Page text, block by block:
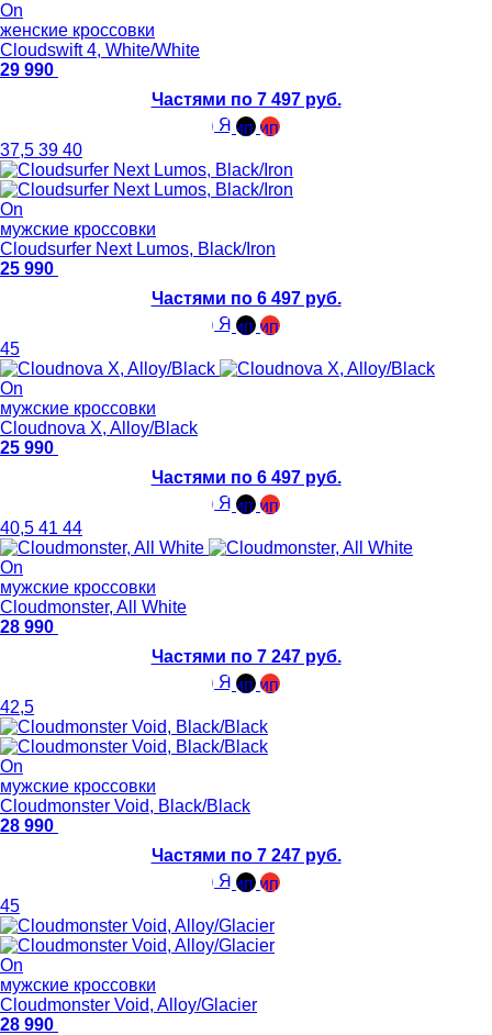
On
женские кроссовки
Cloudswift 4, White/White
29 990
Частями по 7 497 руб.
37,5 39 40
On
мужские кроссовки
Cloudsurfer Next Lumos, Black/Iron
25 990
Частями по 6 497 руб.
45
On
мужские кроссовки
Cloudnova X, Alloy/Black
25 990
Частями по 6 497 руб.
40,5 41 44
On
мужские кроссовки
Cloudmonster, All White
28 990
Частями по 7 247 руб.
42,5
On
мужские кроссовки
Cloudmonster Void, Black/Black
28 990
Частями по 7 247 руб.
45
On
мужские кроссовки
Cloudmonster Void, Alloy/Glacier
28 990